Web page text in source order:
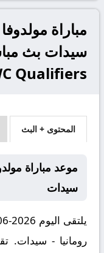
مباراة
Qualifiers
المحتوى + البث
موعد مباراة
سيدات
رومانيا - سيدات.